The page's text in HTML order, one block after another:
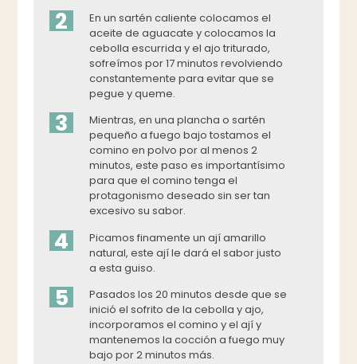
2
En un sartén caliente colocamos el
aceite de aguacate y colocamos la
cebolla escurrida y el ajo triturado,
sofreímos por 17 minutos revolviendo
constantemente para evitar que se
pegue y queme.
3
Mientras, en una plancha o sartén
pequeño a fuego bajo tostamos el
comino en polvo por al menos 2
minutos, este paso es importantísimo
para que el comino tenga el
protagonismo deseado sin ser tan
excesivo su sabor.
4
Picamos finamente un ají amarillo
natural, este ají le dará el sabor justo
a esta guiso.
5
Pasados los 20 minutos desde que se
inició el sofrito de la cebolla y ajo,
incorporamos el comino y el ají y
mantenemos la cocción a fuego muy
bajo por 2 minutos más.